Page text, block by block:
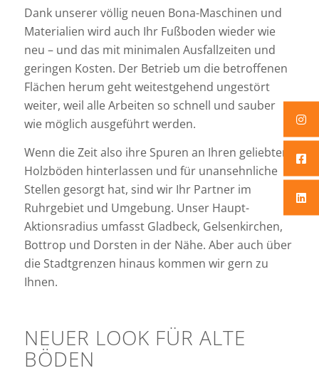
Dank unserer völlig neuen Bona-Maschinen und
Materialien wird auch Ihr Fußboden wieder wie
neu – und das mit minimalen Ausfallzeiten und
geringen Kosten. Der Betrieb um die betroffenen
Flächen herum geht weitestgehend ungestört
weiter, weil alle Arbeiten so schnell und sauber
wie möglich ausgeführt werden.
Wenn die Zeit also ihre Spuren an Ihren geliebten
Holzböden hinterlassen und für unansehnliche
Stellen gesorgt hat, sind wir Ihr Partner im
Ruhrgebiet und Umgebung. Unser Haupt-
Aktionsradius umfasst Gladbeck, Gelsenkirchen,
Bottrop und Dorsten in der Nähe. Aber auch über
die Stadtgrenzen hinaus kommen wir gern zu
Ihnen.
NEUER LOOK FÜR ALTE
BÖDEN